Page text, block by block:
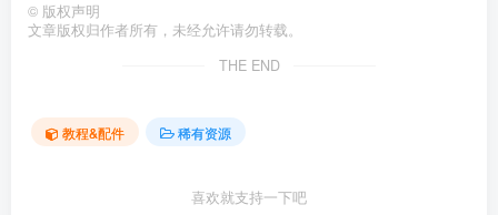
© 版权声明
文章版权归作者所有，未经允许请勿转载。
THE END
教程&配件 稀有资源
喜欢就支持一下吧